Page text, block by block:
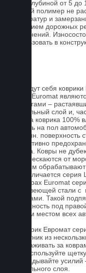
сетки глубиной от 5
Данный полимер не
температур и
действием дорожных
загрязнений.
использовать в
Как ведут себя
Ковры Euromat
под ногами –
текстильный слой и,
Основа коврика 100%
попасть на пол
- 15 мин. поверхность
эффективно
мусора. Ковры не
и не трескаются от
которым обрабатывают
Чем отличается
На коврах Euromat
нержавеющей стали с
вставками. Такой
поверхность под
слабым местом всех
На коврик Евромат
подпятник из
Как ухаживать за
1.Не используйте
прикладывайте
текстильного слоя.